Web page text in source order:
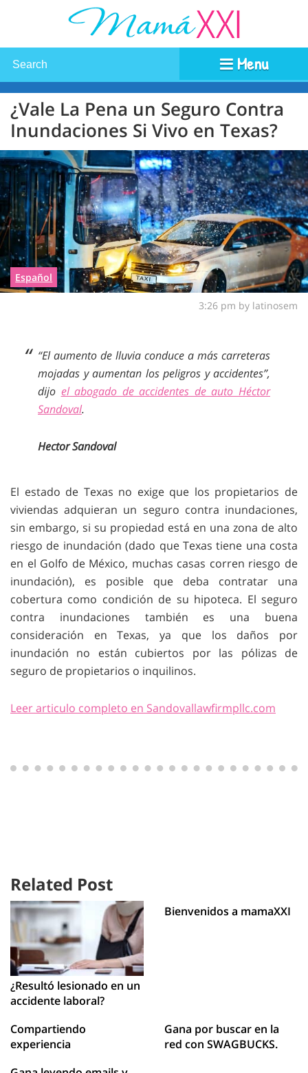
Menu
¿Vale La Pena un Seguro Contra
Inundaciones Si Vivo en Texas?
Español
3:26 pm by latinosem
“El aumento de lluvia conduce a más carreteras
mojadas y aumentan los peligros y accidentes”,
dijo el abogado de accidentes de auto Héctor
Sandoval.
Hector Sandoval
El estado de Texas no exige que los propietarios de
viviendas adquieran un seguro contra inundaciones,
sin embargo, si su propiedad está en una zona de alto
riesgo de inundación (dado que Texas tiene una costa
en el Golfo de México, muchas casas corren riesgo de
inundación), es posible que deba contratar una
cobertura como condición de su hipoteca. El seguro
contra inundaciones también es una buena
consideración en Texas, ya que los daños por
inundación no están cubiertos por las pólizas de
seguro de propietarios o inquilinos.
Leer articulo completo en Sandovallawfirmpllc.com
Related Post
¿Resultó lesionado en un
accidente laboral?
Bienvenidos a mamaXXI
Compartiendo
experiencia
Gana por buscar en la
red con SWAGBUCKS.